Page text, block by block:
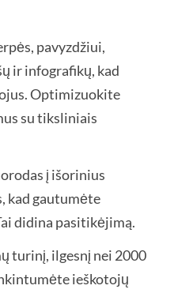
pavyzdžiui,
ir infografikų, kad
Optimizuokite
su tiksliniais
į išorinius
kad gautumėte
didina pasitikėjimą.
turinį, ilgesnį nei 2000
ieškotojų